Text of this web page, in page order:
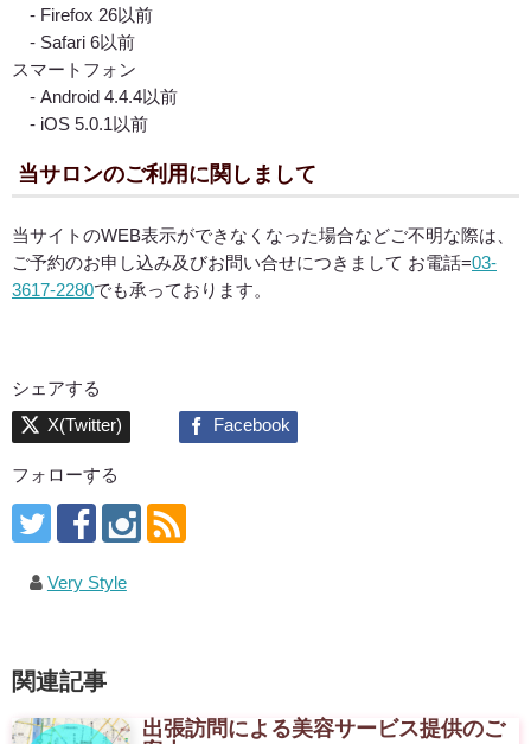
- Firefox 26以前
- Safari 6以前
スマートフォン
- Android 4.4.4以前
- iOS 5.0.1以前
当サロンのご利用に関しまして
当サイトのWEB表示ができなくなった場合などご不明な際は、
ご予約のお申し込み及びお問い合せにつきまして お電話=03-
3617-2280でも承っております。
シェアする
フォローする
Very Style
関連記事
出張訪問による美容サービス提供のご